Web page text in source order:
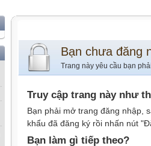
Bạn chưa đăng
Trang này yêu cầu bạn
Truy cập trang này như
Bạn phải mở trang đăng nhập,
khẩu đã đăng ký rồi nhấn nút
Bạn làm gì tiếp theo?